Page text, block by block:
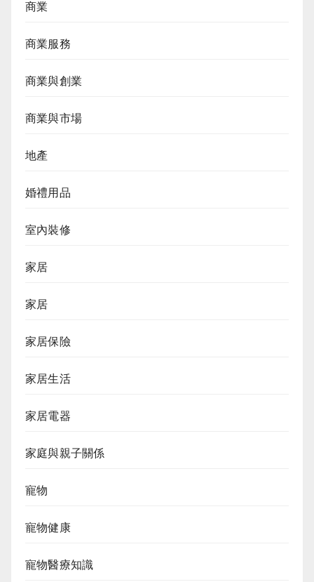
商業
商業服務
商業與創業
商業與市場
地產
婚禮用品
室內裝修
家居
家居
家居保險
家居生活
家居電器
家庭與親子關係
寵物
寵物健康
寵物醫療知識